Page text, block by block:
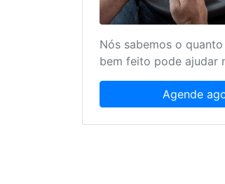
Nós sabemos o
bem feito pode ajudar
Agende